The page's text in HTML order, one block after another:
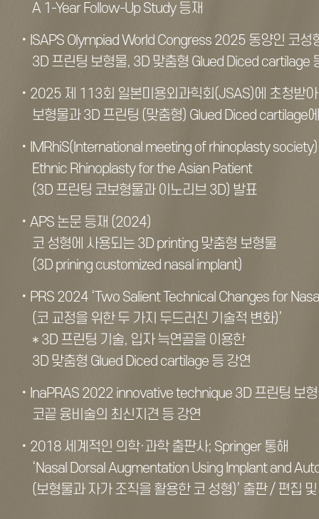
A 1-Year Follow-Up Study 등재
ISAPS Olympiad World Congress 2025 동양인 코성
3D 프린팅 보형물, 3D 맞춤형 Glued Diced cartilage
2025 제 113회 일본미용외과힉회(JSAS)에 초청받
보형물과 3D 프린팅 (맞춤형) Glued Diced cartilage
IMRhiS(International meeting of rhinoplasty
Ethnic Rhinoplasty for the Asian Patient
(3D 프린팅 코보형물과 이노리브 3D) 발표
APS 논문 등재 (2024)
코 성형에 사용되는 3D printing 맞춤형 보형물
(3D prining customized nasal implant)
PRS 2024 ‘Two Salient Technical Changes for
(코 교정을 위한 두 가지 두드러진 기술적 변화)’
* 3D 프린팅 기술, 입자 늑연골을 이용한
3D 맞춤형 Glued Diced cartilage 등 강연
InaPRAS 2022 innovative technique 3D 프린팅 보
코끝 융비술의 최신지견 등 강연
2018 세계적인 의학·과학 출판사; Springer 통해
‘Nasal Dorsal Augmentation Using Implant and
(보형물과 자가 조직을 활용한 코 성형)’ 출판 / 편집